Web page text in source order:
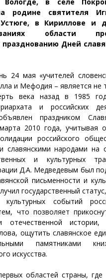
родине святителя
в Кириллове и
области
Дней
24 мая «учителей
и Мефодия – является не
века назад в 1985
и российских
праздником
2010 года, учитывая
российского
славянскими народами на
и культурных
Д.А. Медведевым был
письменности и
государственный
событий
что позволяет
истории,
ощутить славянское
памятниками
искусства.
областей страны,